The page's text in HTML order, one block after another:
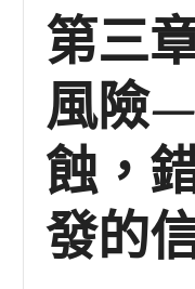
第三
風險
蝕，
發的